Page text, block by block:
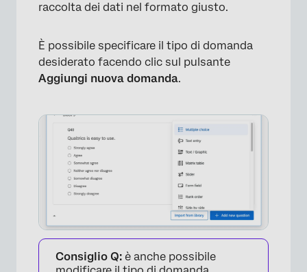
raccolta dei dati nel formato giusto.
È possibile specificare il tipo di domanda
desiderato facendo clic sul pulsante
Aggiungi nuova domanda.
Consiglio Q: è anche possibile